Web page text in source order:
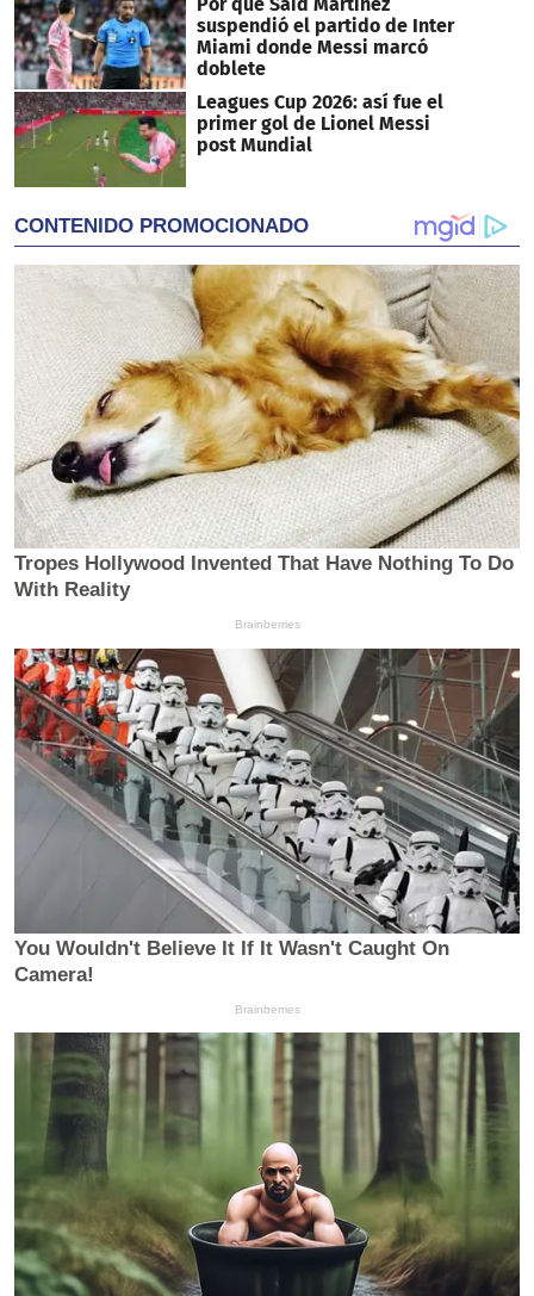
suspendió el partido de Inter
Miami donde Messi marcó
doblete
Leagues Cup 2026: así fue el
primer gol de Lionel Messi
post Mundial